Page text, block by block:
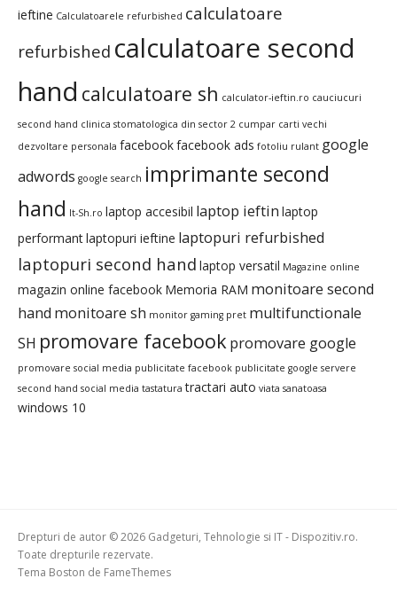
ieftine Calculatoarele refurbished calculatoare
refurbished calculatoare second
hand calculatoare sh calculator-ieftin.ro cauciucuri
second hand clinica stomatologica din sector 2 cumpar carti vechi
dezvoltare personala facebookfacebook ads fotoliu rulant google
adwords google search imprimante second
hand It-Sh.ro laptop accesibil laptop ieftin laptop
performantlaptopuri ieftine laptopuri refurbished
laptopuri second hand laptop versatil Magazine online
magazin online facebook Memoria RAM monitoare second
hand monitoare sh monitor gaming pret multifunctionale
SH promovare facebookpromovare google
promovare social media publicitate facebook publicitate google servere
second hand social media tastatura tractari auto viata sanatoasa
windows 10
Drepturi de autor © 2026 Gadgeturi, Tehnologie si IT - Dispozitiv.ro.
Toate drepturile rezervate.
Tema Boston de FameThemes